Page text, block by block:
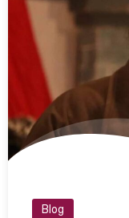
Blog